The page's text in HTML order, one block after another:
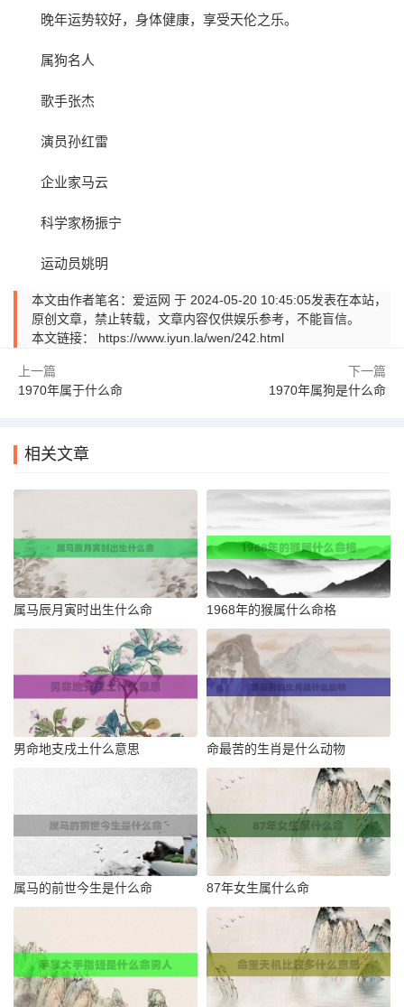
晚年运势较好，身体健康，享受天伦之乐。
属狗名人
歌手张杰
演员孙红雷
企业家马云
科学家杨振宁
运动员姚明
本文由作者笔名：爱运网 于 2024-05-20 10:45:05发表在本站，
原创文章，禁止转载，文章内容仅供娱乐参考，不能盲信。
本文链接： https://www.iyun.la/wen/242.html
上一篇
1970年属于什么命
下一篇
1970年属狗是什么命
相关文章
属马辰月寅时出生什么命 1968年的猴属什么命格
男命地支戌土什么意思 命最苦的生肖是什么动物
属马的前世今生是什么命 87年女生属什么命